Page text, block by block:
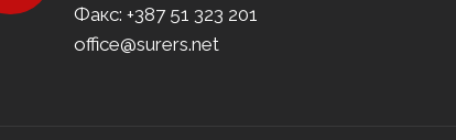
Факс: +387 51 323 201
office@surers.net